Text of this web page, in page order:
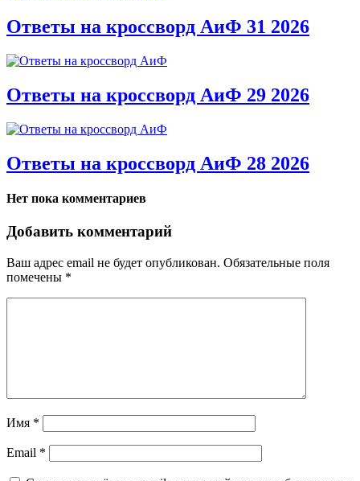
Ответы на кроссворд АиФ 31 2026
Ответы на кроссворд АиФ 29 2026
Ответы на кроссворд АиФ 28 2026
Нет пока комментариев
Добавить комментарий
Ваш адрес email не будет опубликован. Обязательные поля
помечены *
Имя *
Email *